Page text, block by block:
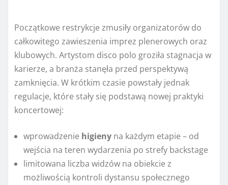
Początkowe restrykcje zmusiły organizatorów do
całkowitego zawieszenia imprez plenerowych oraz
klubowych. Artystom disco polo groziła stagnacja w
karierze, a branża stanęła przed perspektywą
zamknięcia. W krótkim czasie powstały jednak
regulacje, które stały się podstawą nowej praktyki
koncertowej:
wprowadzenie higieny na każdym etapie – od
wejścia na teren wydarzenia po strefy backstage
limitowana liczba widzów na obiekcie z
możliwością kontroli dystansu społecznego